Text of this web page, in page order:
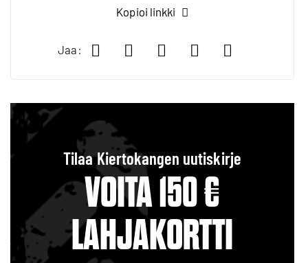
Kopioi linkki
Jaa: Jaa Facebookissa
Jaa LinkedIn:ssä
Jaa X:ssä
Jaa
Tilaa Kiertokangen uutiskirje
VOITA 150 €
LAHJAKORTTI